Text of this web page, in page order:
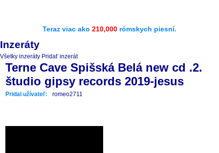
Teraz viac ako 210,000 rómskych piesní.
Inzeráty
Všetky inzeráty Pridať inzerát
Terne Cave Spišská Belá new cd .2.
študio gipsy records 2019-jesus
Pridal užívateľ: romeo2711